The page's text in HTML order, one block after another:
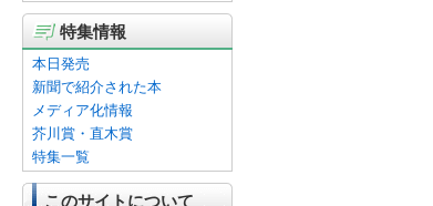
特集情報
本日発売
新聞で紹介された本
メディア化情報
芥川賞・直木賞
特集一覧
このサイトについて